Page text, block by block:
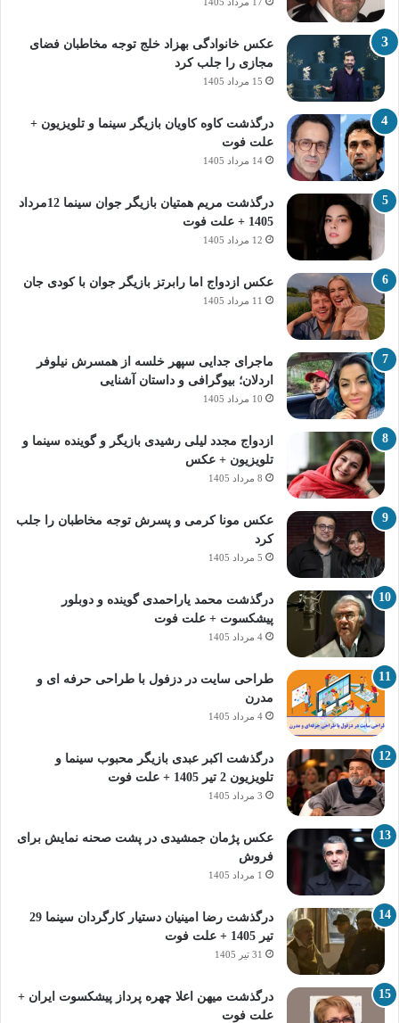
عکس خانوادگی بهزاد خلج توجه مخاطبان فضای
مجازی را جلب کرد
15 مرداد 1405
درگذشت کاوه کاویان بازیگر سینما و تلویزیون +
علت فوت
14 مرداد 1405
درگذشت مریم همتیان بازیگر جوان سینما 12مرداد
1405 + علت فوت
12 مرداد 1405
عکس ازدواج اما رابرتز بازیگر جوان با کودی جان
11 مرداد 1405
ماجرای جدایی سپهر خلسه از همسرش نیلوفر
اردلان؛ بیوگرافی و داستان آشنایی
10 مرداد 1405
ازدواج مجدد لیلی رشیدی بازیگر و گوینده سینما و
تلویزیون + عکس
8 مرداد 1405
عکس مونا کرمی و پسرش توجه مخاطبان را جلب
کرد
5 مرداد 1405
درگذشت محمد یاراحمدی گوینده و دوبلور
پیشکسوت + علت فوت
4 مرداد 1405
طراحی سایت در دزفول با طراحی حرفه‌ ای و
مدرن
4 مرداد 1405
درگذشت اکبر عبدی بازیگر محبوب سینما و
تلویزیون 2 تیر 1405 + علت فوت
3 مرداد 1405
عکس پژمان جمشیدی در پشت صحنه نمایش برای
فروش
1 مرداد 1405
درگذشت رضا امینیان دستیار کارگردان سینما 29
تیر 1405 + علت فوت
31 تیر 1405
درگذشت میهن اعلا چهره پرداز پیشکسوت ایران +
علت فوت